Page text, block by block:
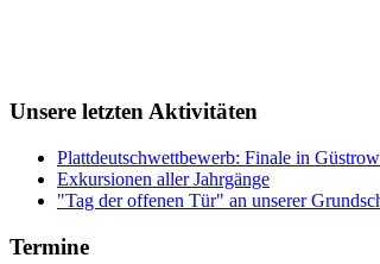
Unsere letzten Aktivitäten
Plattdeutschwettbewerb: Finale in
Exkursionen aller Jahrgänge
"Tag der offenen Tür" an unserer
Termine